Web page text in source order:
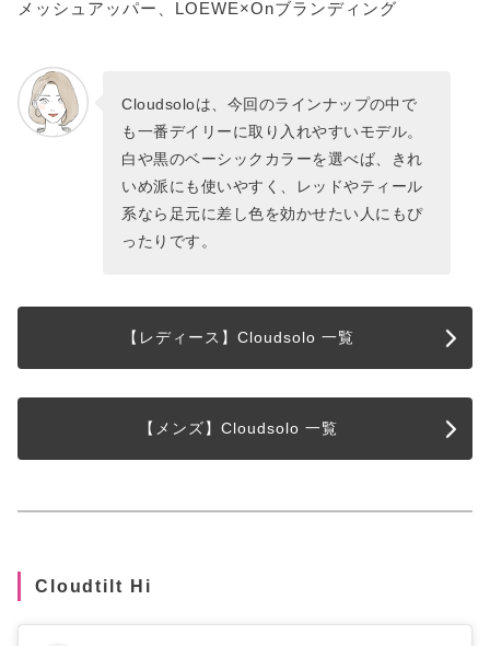
メッシュアッパー、LOEWE×Onブランディング
Cloudsoloは、今回のラインナップの中で
も一番デイリーに取り入れやすいモデル。
白や黒のベーシックカラーを選べば、きれ
いめ派にも使いやすく、レッドやティール
系なら足元に差し色を効かせたい人にもぴ
ったりです。
【レディース】Cloudsolo 一覧
【メンズ】Cloudsolo 一覧
Cloudtilt Hi